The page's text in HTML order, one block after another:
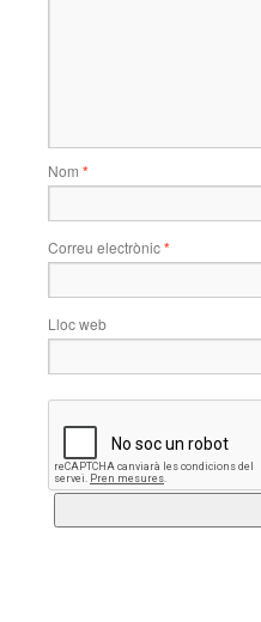
Nom *
Correu electrònic*
Lloc web